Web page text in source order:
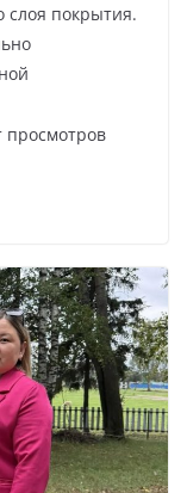
слоя покрытия.
просмотров